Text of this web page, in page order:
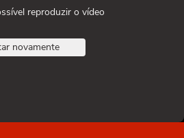
reproduzir o vídeo
novamente